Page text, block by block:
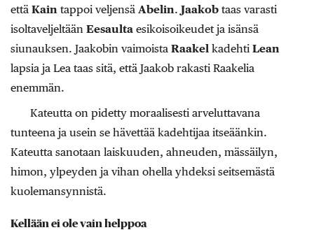
että Kain tappoi veljensä Abelin. Jaakob taas varasti
isoltaveljeltään Eesaulta esikoisoikeudet ja isänsä
siunauksen. Jaakobin vaimoista Raakel kadehti Lean
lapsia ja Lea taas sitä, että Jaakob rakasti Raakelia
enemmän.
Kateutta on pidetty moraalisesti arveluttavana
tunteena ja usein se hävettää kadehtijaa itseäänkin.
Kateutta sanotaan laiskuuden, ahneuden, mässäilyn,
himon, ylpeyden ja vihan ohella yhdeksi seitsemästä
kuolemansynnistä.
Kellään ei ole vain helppoa